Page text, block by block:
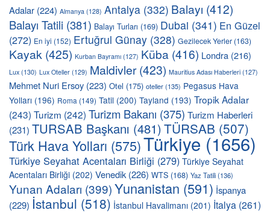
Adalar (224) Almanya (128) Antalya (332) Balayı (412)
Balayı Tatili (381) Balayı Turları (169) Dubai (341) En Güzel
(272) En iyi (152) Ertuğrul Günay (328) Gezilecek Yerler (163)
Kayak (425) Kurban Bayramı (127) Küba (416) Londra (216)
Lux (130) Lux Oteller (129) Maldivler(423) Mauritius Adası Haberleri (127)
Mehmet Nuri Ersoy (223) Otel (175) oteller(135) Pegasus Hava
Yolları (196) Roma (149) Tatil (200) Tayland (193) Tropik Adalar
(243) Turizm (242) Turizm Bakanı (375) Turizm Haberleri
(231) TURSAB Başkanı (481)TÜRSAB (507)
Türk Hava Yolları (575)Türkiye (1656)
Türkiye Seyahat Acentaları Birliği (279) Türkiye Seyahat
Acentaları Birliği (202) Venedik (226) WTS (168) Yaz Tatili(136)
Yunan Adaları (399)Yunanistan (591) İspanya
(229) İstanbul (518) İstanbul Havalimanı (201) İtalya (261)